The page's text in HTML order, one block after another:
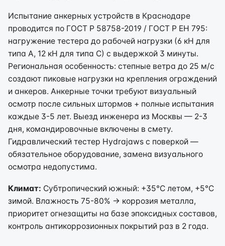
Испытание анкерных устройств в Краснодаре
проводится по ГОСТ Р 58758-2019 / ГОСТ Р ЕН 795:
нагружение тестера до рабочей нагрузки (6 кН для
типа А, 12 кН для типа С) с выдержкой 3 минуты.
Региональная особенность: степные ветра до 25 м/с
создают пиковые нагрузки на крепления ограждений
и анкеров. Анкерные точки требуют визуальный
осмотр после сильных штормов + полные испытания
каждые 3-5 лет. Выезд инженера из Москвы — 2-3
дня, командировочные включены в смету.
Гидравлический тестер Hydrajaws с поверкой —
обязательное оборудование, замена визуального
осмотра недопустима.
Климат: Субтропический южный: +35°C летом, +5°C
зимой. Влажность 75-80% → коррозия металла,
приоритет огнезащиты на базе эпоксидных составов,
контроль антикоррозионных покрытий раз в 2 года.